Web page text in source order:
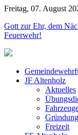
Freitag, 07. August
Gott zur Ehr, dem
Feuerwehr!
JF Altenholz
Aktuelles
Gründung
Freizeit
Jahr
Monat
Jahr
Monat